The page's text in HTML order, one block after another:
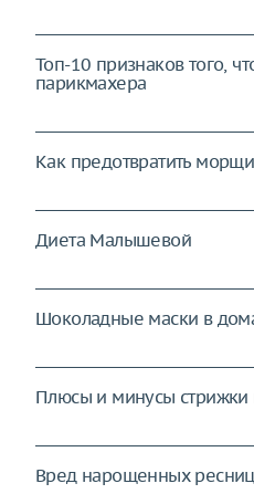
Топ-10 признаков того,
парикмахера
Как предотвратить
Диета Малышевой
Шоколадные маски в
Плюсы и минусы стрижки
Вред нарощенных ресниц